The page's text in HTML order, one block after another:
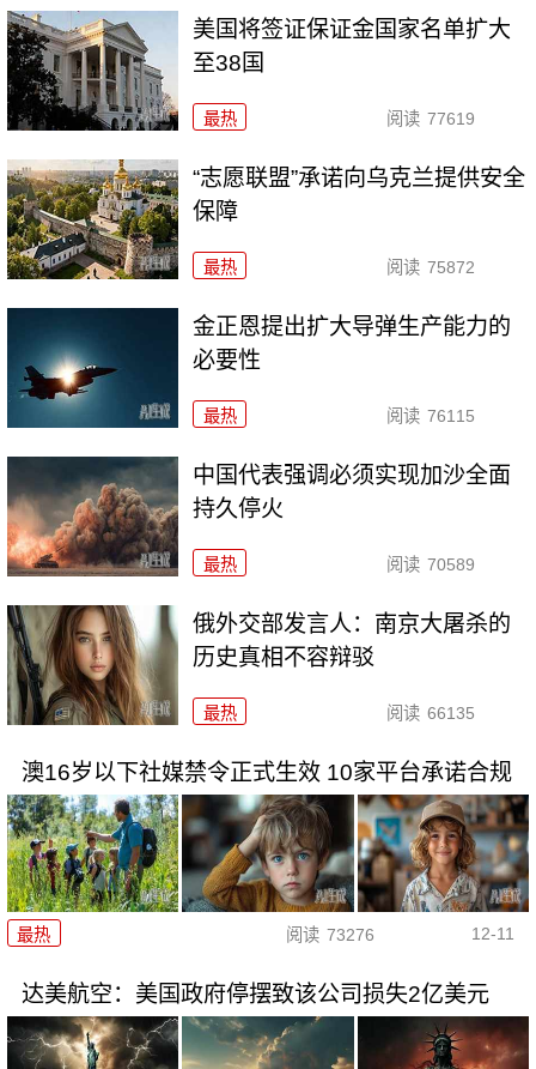
美国将签证保证金国家名单扩大
至38国
最热 阅读 77619
“志愿联盟”承诺向乌克兰提供安全
保障
最热 阅读 75872
金正恩提出扩大导弹生产能力的
必要性
最热 阅读 76115
中国代表强调必须实现加沙全面
持久停火
最热 阅读 70589
俄外交部发言人：南京大屠杀的
历史真相不容辩驳
最热 阅读 66135
澳16岁以下社媒禁令正式生效 10家平台承诺合规
最热 阅读 73276 12-11
达美航空：美国政府停摆致该公司损失2亿美元